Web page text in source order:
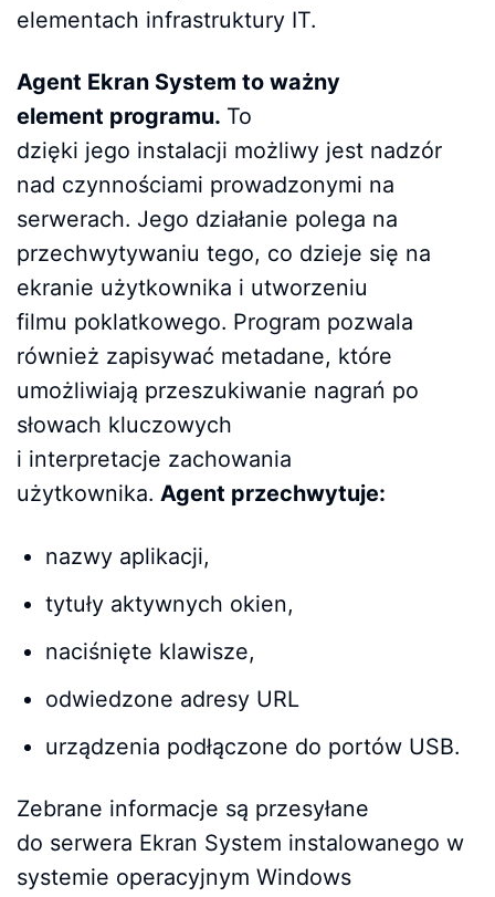
elementach infrastruktury IT.
Agent Ekran System to ważny
element programu. To
dzięki jego instalacji możliwy jest nadzór
nad czynnościami prowadzonymi na
serwerach. Jego działanie polega na
przechwytywaniu tego, co dzieje się na
ekranie użytkownika i utworzeniu
filmu poklatkowego. Program pozwala
również zapisywać metadane, które
umożliwiają przeszukiwanie nagrań po
słowach kluczowych
i interpretacje zachowania
użytkownika. Agent przechwytuje:
nazwy aplikacji,
tytuły aktywnych okien,
naciśnięte klawisze,
odwiedzone adresy URL
urządzenia podłączone do portów USB.
Zebrane informacje są przesyłane
do serwera Ekran System instalowanego w
systemie operacyjnym Windows